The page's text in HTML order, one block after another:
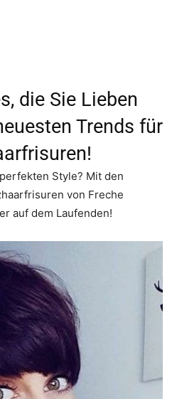
die Sie Lieben
Trends für
Style? Mit den
von Freche
auf dem Laufenden!